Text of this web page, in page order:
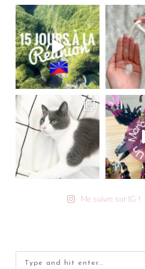
Me suivre sur IG !